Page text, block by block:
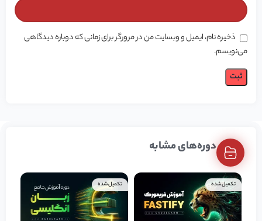
ذخیره نام، ایمیل و وبسایت من در مرورگر برای زمانی که دوباره دیدگاهی
می‌نویسم.
دوره‌های مشابه
تکمیل شده تکمیل شده